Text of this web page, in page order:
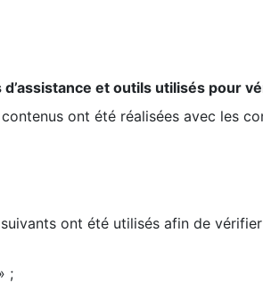
et outils utilisés pour
ont été réalisées avec les
ont été utilisés afin de
;